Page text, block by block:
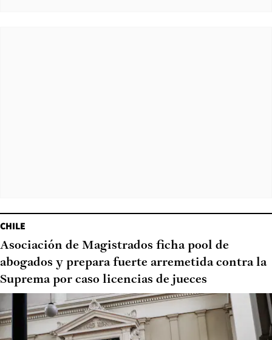
CHILE
Asociación de Magistrados ficha pool de
abogados y prepara fuerte arremetida contra la
Suprema por caso licencias de jueces